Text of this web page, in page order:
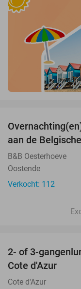
aan de
B&B Oesterhoeve
Oostende
Verkocht: 112
2- of 3-
Cote d'Azur
Cote d'Azur